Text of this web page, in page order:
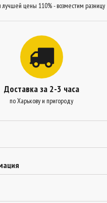
лучшей цены 110% - возместим разницу
Доставка за 2-3 часа
по Харькову и пригороду